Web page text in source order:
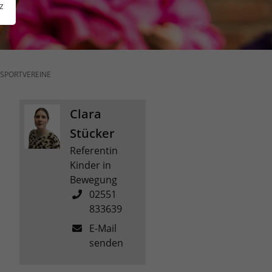
Clara
Stücker
Referentin
Kinder in
Bewegung
02551
833639
E-Mail
senden